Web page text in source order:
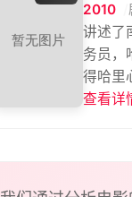
2010
讲述了
务员，
得哈里
is of
查看详